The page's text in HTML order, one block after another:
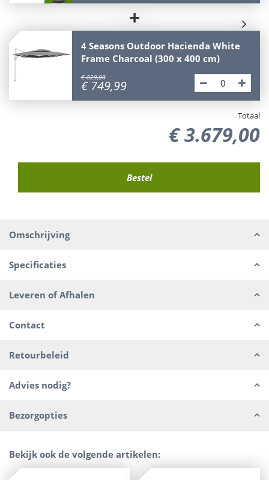
+
4 Seasons Outdoor Hacienda White
Frame Charcoal (300 x 400 cm)
€ 829,00
€ 749,99
Totaal
€3.679,00
Omschrijving
Specificaties
Leveren of Afhalen
Contact
Retourbeleid
Advies nodig?
Bezorgopties
Bekijk ook de volgende artikelen: